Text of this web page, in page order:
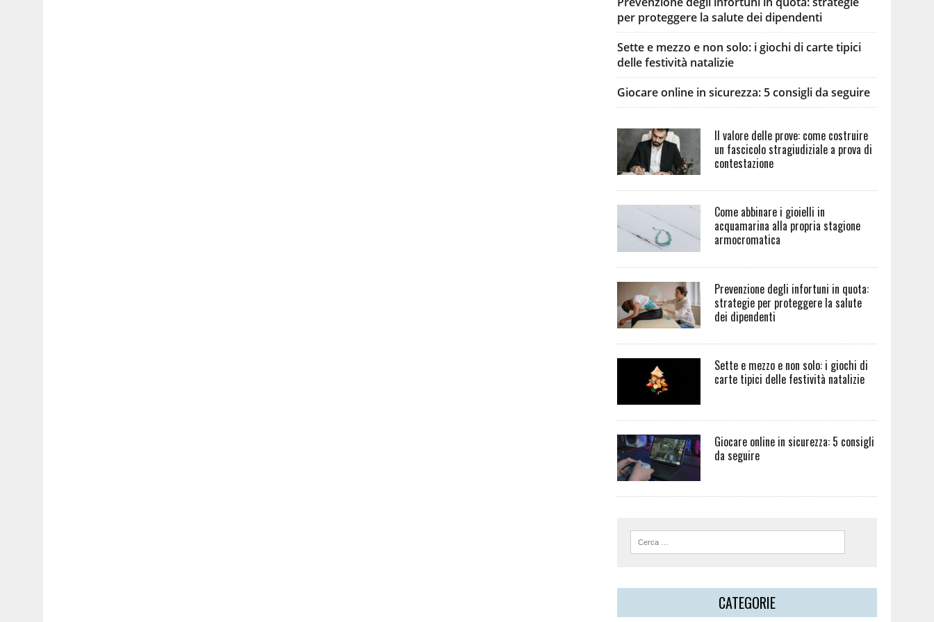
per proteggere la salute dei dipendenti
Sette e mezzo e non solo: i giochi di carte tipici
delle festività natalizie
Giocare online in sicurezza: 5 consigli da seguire
Il valore delle prove: come costruire
un fascicolo stragiudiziale a prova di
contestazione
Come abbinare i gioielli in
acquamarina alla propria stagione
armocromatica
Prevenzione degli infortuni in quota:
strategie per proteggere la salute
dei dipendenti
Sette e mezzo e non solo: i giochi di
carte tipici delle festività natalizie
Giocare online in sicurezza: 5 consigli
da seguire
CATEGORIE